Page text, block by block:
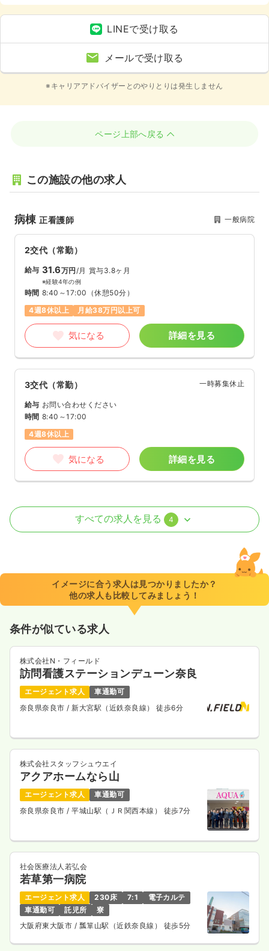
8休以上
LINEで受け取る
メールで受け取る
※キャリアアドバイザーとのやりとりは発生しません
ページ上部へ戻る
この施設の他の求人
病棟正看護師 一般病院
2交代（常勤）
給与 31.6万円/月 賞与3.8ヶ月
※経験4年の例
時間 8:40～17:00 （休憩50分）
4週8休以上
月給38万円以上可
気になる 詳細を見る
3交代（常勤） 一時募集休止
給与 お問い合わせください
時間 8:40～17:00
4週8休以上
気になる 詳細を見る
外来
8:40～17:00
年間休日123日
4週8休以上 月給33万円以上可
気になる
病棟正看護師 / 管理職
一時募集休止
給与 お問い合わせください
時間 8:40～17:00
4週8休以上
気になる 詳細を見る
透析 一般病院
日勤のみ（常勤）
給与 お問い合わせください
時間 8:40～17:00
4週8休以上
すべての求人を見る 4
イメージに合う求人は見つかりましたか？
他の求人も比較してみましょう！
条件が似ている求人
株式会社N・フィールド
訪問看護ステーションデューン奈良
エージェント求人
車通勤可
奈良県奈良市 / 新大宮駅（近鉄奈良線） 徒歩6分
株式会社スタッフシュウエイ
アクアホームなら山
エージェント求人
車通勤可
奈良県奈良市 / 平城山駅（ＪＲ関西本線） 徒歩7分
社会医療法人若弘会
若草第一病院
エージェント求人 230床 7:1
電子カルテ
車通勤可
託児所
寮
大阪府東大阪市 / 瓢箪山駅（近鉄奈良線） 徒歩5分